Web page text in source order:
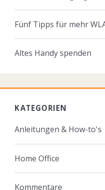
Fünf Tipps für mehr
Altes Handy spenden
KATEGORIEN
Anleitungen & How-to's
Home Office
Kommentare